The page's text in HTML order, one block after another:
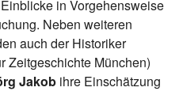
in Vorgehensweise
Neben weiteren
auch der Historiker
Zeitgeschichte München)
Jakob ihre Einschätzung